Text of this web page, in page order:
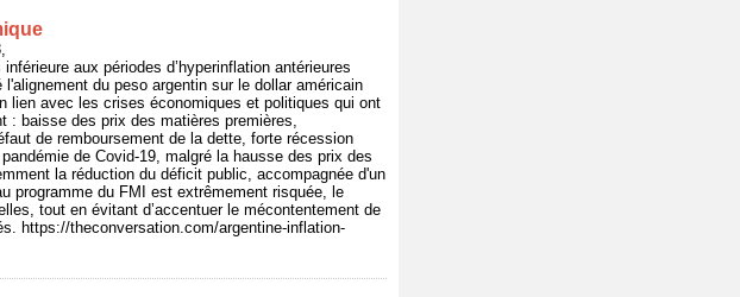
aux périodes d’hyperinflation antérieures
du peso argentin sur le dollar américain
lien avec les crises économiques et politiques qui ont
: baisse des prix des matières premières,
de remboursement de la dette, forte récession
de Covid-19, malgré la hausse des prix des
la réduction du déficit public, accompagnée d'un
programme du FMI est extrêmement risquée, le
tout en évitant d’accentuer le mécontentement de
https://theconversation.com/argentine-inflation-